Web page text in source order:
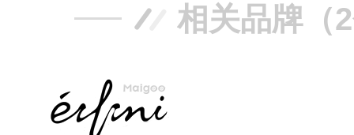
相关品牌（